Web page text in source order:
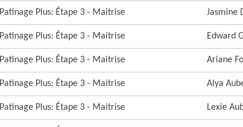
Patinage Plus: Étape 3 - Maitrise Jasmine
Patinage Plus: Étape 3 - Maitrise Edward
Patinage Plus: Étape 3 - Maitrise Ariane
Patinage Plus: Étape 3 - Maitrise Alya
Patinage Plus: Étape 3 - Maitrise Lexie